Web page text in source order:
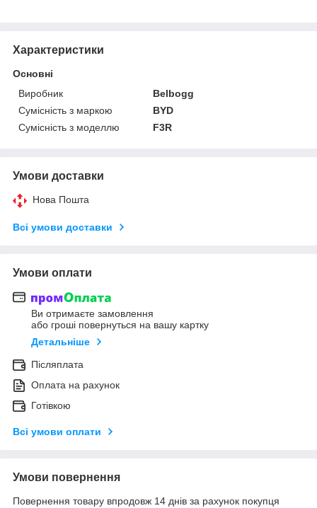
Характеристики
Основні
Виробник
Belbogg
Сумісність з маркою
BYD
Сумісність з моделлю
F3R
Умови доставки
Нова Пошта
Всі умови доставки
Умови оплати
Ви отримаєте замовлення
або гроші повернуться на вашу картку
Детальніше
Післяплата
Оплата на рахунок
Готівкою
Всі умови оплати
Умови повернення
Повернення товару впродовж 14 днів за рахунок покупця